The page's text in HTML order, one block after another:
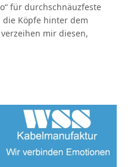
für durchschnäuzfeste
Köpfe hinter dem
mir diesen,